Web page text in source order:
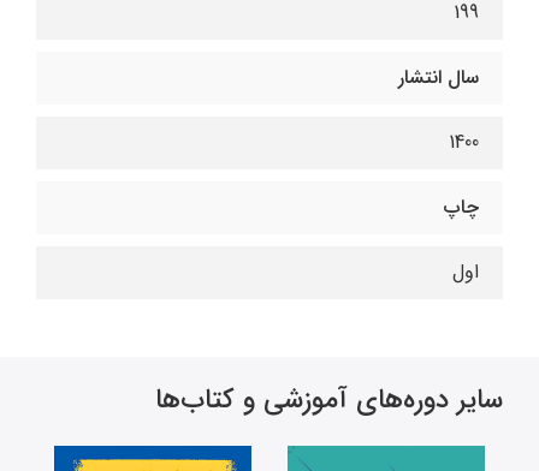
199
سال انتشار
1400
چاپ
اول
سایر دوره‌های آموزشی و کتاب‌ها